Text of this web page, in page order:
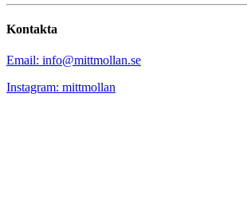
Kontakta
Email: info@mittmollan.se
Instagram: mittmollan